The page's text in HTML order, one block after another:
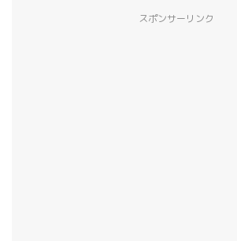
スポンサーリンク